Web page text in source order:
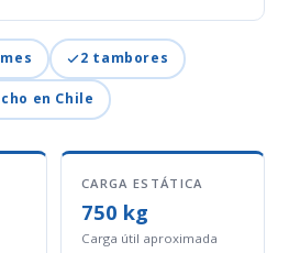
2 tambores
en Chile
CARGA ESTÁTICA
750 kg
Carga útil aproximada